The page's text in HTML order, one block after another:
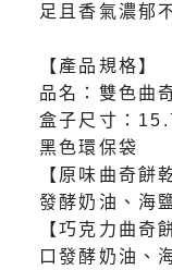
足且香氣濃郁
【產品規格】
品名：雙色曲
盒子尺寸：
黑色環保袋
【原味曲奇餅
發酵奶油、海
【巧克力曲奇
口發酵奶油、